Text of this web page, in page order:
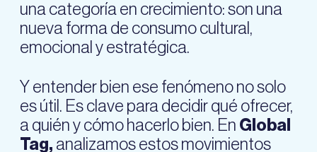
una categoría en crecimiento: son una
nueva forma de consumo cultural,
emocional y estratégica.
Y entender bien ese fenómeno no solo
es útil. Es clave para decidir qué ofrecer,
a quién y cómo hacerlo bien. En Global
Tag, analizamos estos movimientos